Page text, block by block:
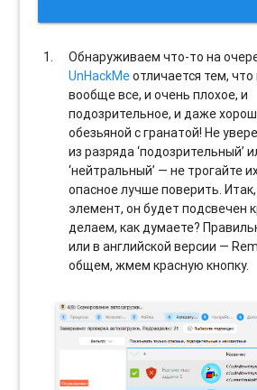
Обнаруживаем что-то на
UnHackMeотличается тем,
вообще все, и очень плохое, и
подозрительное, и даже
обезьяной с гранатой! Не
из разряда ‘подозрительный’
‘нейтральный’ — не трогайте
опасное лучше поверить.
элемент, он будет подсвечен
делаем, как думаете?
или в английской версии —
общем, жмем красную кнопку.